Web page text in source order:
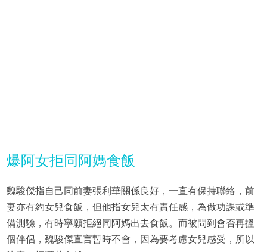
爆阿女拒同阿媽食飯
魏駿傑指自己同前妻張利華關係良好，一直有保持聯絡，前
妻亦有約女兒食飯，但他指女兒太有責任感，為做功課或準
備測驗，有時寧願拒絕同阿媽出去食飯。而被問到會否再搵
個伴侶，魏駿傑直言暫時不會，因為要考慮女兒感受，所以